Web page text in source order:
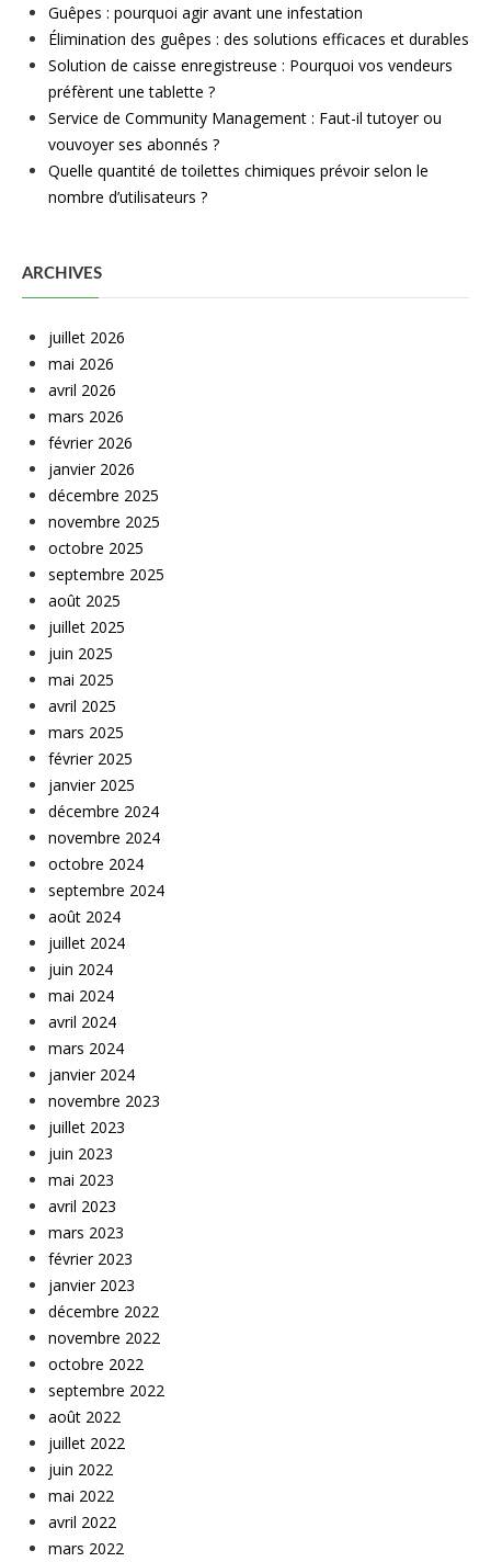
Guêpes : pourquoi agir avant une infestation
Élimination des guêpes : des solutions efficaces et durables
Solution de caisse enregistreuse : Pourquoi vos vendeurs
préfèrent une tablette ?
Service de Community Management : Faut-il tutoyer ou
vouvoyer ses abonnés ?
Quelle quantité de toilettes chimiques prévoir selon le
nombre d’utilisateurs ?
ARCHIVES
juillet 2026
mai 2026
avril 2026
mars 2026
février 2026
janvier 2026
décembre 2025
novembre 2025
octobre 2025
septembre 2025
août 2025
juillet 2025
juin 2025
mai 2025
avril 2025
mars 2025
février 2025
janvier 2025
décembre 2024
novembre 2024
octobre 2024
septembre 2024
août 2024
juillet 2024
juin 2024
mai 2024
avril 2024
mars 2024
janvier 2024
novembre 2023
juillet 2023
juin 2023
mai 2023
avril 2023
mars 2023
février 2023
janvier 2023
décembre 2022
novembre 2022
octobre 2022
septembre 2022
août 2022
juillet 2022
juin 2022
mai 2022
avril 2022
mars 2022